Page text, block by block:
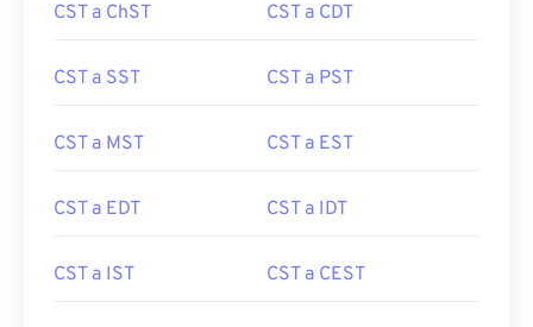
CST a ChST CST a CDT
CST a SST CST a PST
CST a MST CST a EST
CST a EDT CST a IDT
CST a IST CST a CEST